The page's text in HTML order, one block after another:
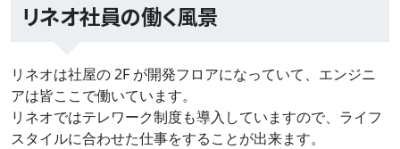
リネオ社員の働く風景
リネオは社屋の 2F が開発フロアになっていて、エンジニ
アは皆ここで働いています。
リネオではテレワーク制度も導入していますので、ライフ
スタイルに合わせた仕事をすることが出来ます。